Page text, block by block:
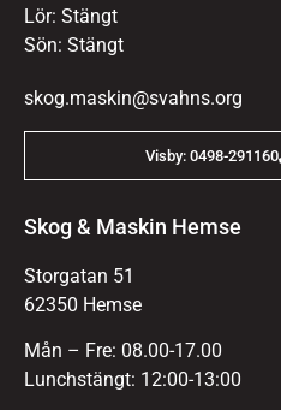
Lör: Stängt
Sön: Stängt
skog.maskin@svahns.org
Visby: 0498-291160
Skog & Maskin Hemse
Storgatan 51
62350 Hemse
Mån – Fre: 08.00-17.00
Lunchstängt: 12:00-13:00